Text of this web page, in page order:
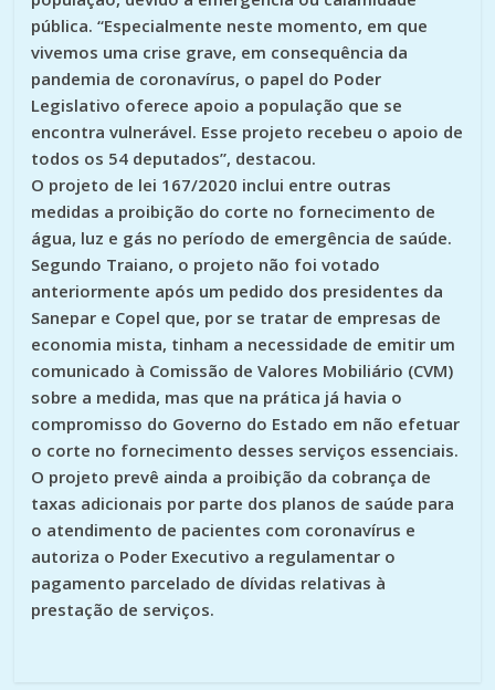
pública. “Especialmente neste momento, em que
vivemos uma crise grave, em consequência da
pandemia de coronavírus, o papel do Poder
Legislativo oferece apoio a população que se
encontra vulnerável. Esse projeto recebeu o apoio de
todos os 54 deputados”, destacou.
O projeto de lei 167/2020 inclui entre outras
medidas a proibição do corte no fornecimento de
água, luz e gás no período de emergência de saúde.
Segundo Traiano, o projeto não foi votado
anteriormente após um pedido dos presidentes da
Sanepar e Copel que, por se tratar de empresas de
economia mista, tinham a necessidade de emitir um
comunicado à Comissão de Valores Mobiliário (CVM)
sobre a medida, mas que na prática já havia o
compromisso do Governo do Estado em não efetuar
o corte no fornecimento desses serviços essenciais.
O projeto prevê ainda a proibição da cobrança de
taxas adicionais por parte dos planos de saúde para
o atendimento de pacientes com coronavírus e
autoriza o Poder Executivo a regulamentar o
pagamento parcelado de dívidas relativas à
prestação de serviços.